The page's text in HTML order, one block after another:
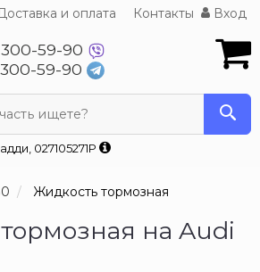
и оплата Контакты Вход
300-59-90
300-59-90
ищете?
027105271P
Жидкость тормозная
на Audi